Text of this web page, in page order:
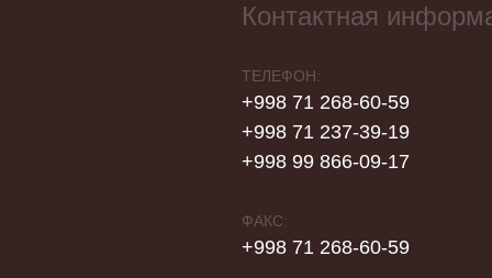
Контактная
ТЕЛЕФОН:
+998 71 268-60-59
+998 71 237-39-19
+998 99 866-09-17
ФАКС:
+998 71 268-60-59